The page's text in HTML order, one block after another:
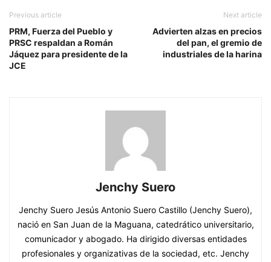
Previous article
PRM, Fuerza del Pueblo y
PRSC respaldan a Román
Jáquez para presidente de la
JCE
Next article
Advierten alzas en precios
del pan, el gremio de
industriales de la harina
Jenchy Suero
Jenchy Suero Jesús Antonio Suero Castillo (Jenchy Suero),
nació en San Juan de la Maguana, catedrático universitario,
comunicador y abogado. Ha dirigido diversas entidades
profesionales y organizativas de la sociedad, etc. Jenchy